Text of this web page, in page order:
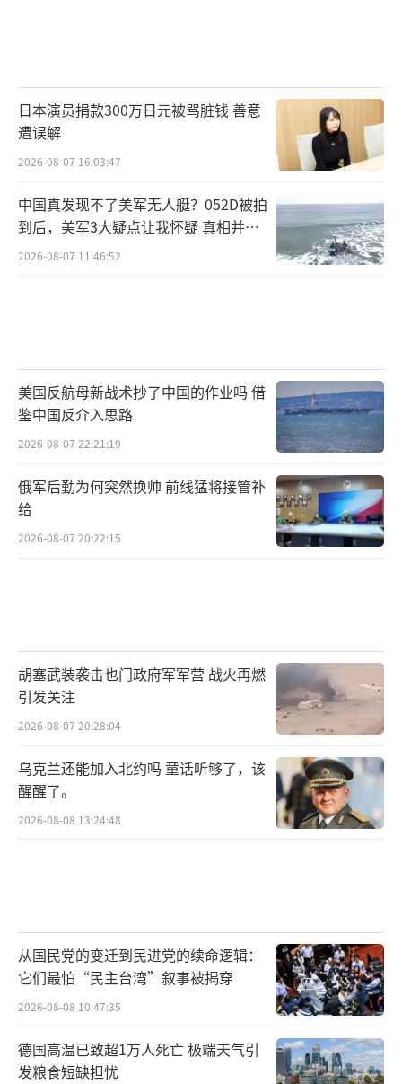
日本演员捐款300万日元被骂脏钱 善意
遭误解
2026-08-07 16:03:47
中国真发现不了美军无人艇？052D被拍
到后，美军3大疑点让我怀疑 真相并非
如此
2026-08-07 11:46:52
美国反航母新战术抄了中国的作业吗 借
鉴中国反介入思路
2026-08-07 22:21:19
俄军后勤为何突然换帅 前线猛将接管补
给
2026-08-07 20:22:15
胡塞武装袭击也门政府军军营 战火再燃
引发关注
2026-08-07 20:28:04
乌克兰还能加入北约吗 童话听够了，该
醒醒了。
2026-08-08 13:24:48
从国民党的变迁到民进党的续命逻辑：
它们最怕“民主台湾”叙事被揭穿
2026-08-08 10:47:35
德国高温已致超1万人死亡 极端天气引
发粮食短缺担忧